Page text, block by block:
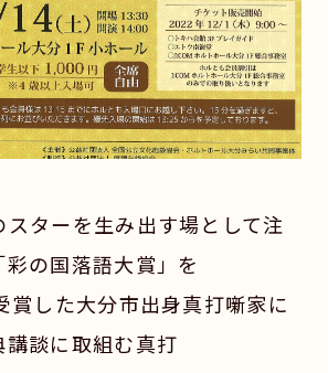
ターを生み出す場として注
の国落語大賞」を
賞した大分市出身真打噺家に
講談に取組む真打